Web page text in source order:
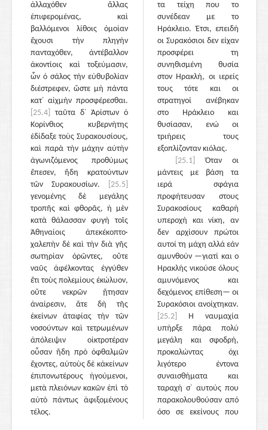
ἀλλαχόθεν ἄλλας
ἐπιφερομένας, καὶ
βαλλόμενοι λίθοις ὁμοίαν
ἔχουσι τὴν πληγὴν
πανταχόθεν, ἀντέβαλλον
ἀκοντίοις καὶ τοξεύμασιν,
ὧν ὁ σάλος τὴν εὐθυβολίαν
διέστρεφεν, ὥστε μὴ πάντα
κατ᾽ αἰχμὴν προσφέρεσθαι.
[25.4]
ταῦτα δ᾽ Ἀρίστων ὁ
Κορίνθιος κυβερνήτης
ἐδίδαξε τοὺς Συρακουσίους,
καὶ παρὰ τὴν μάχην αὐτὴν
ἀγωνιζόμενος προθύμως
ἔπεσεν, ἤδη κρατούντων
τῶν Συρακουσίων.
[25.5]
γενομένης δὲ μεγάλης
τροπῆς καὶ φθορᾶς, ἡ μὲν
κατὰ θάλασσαν φυγὴ τοῖς
Ἀθηναίοις ἀπεκέκοπτο·
χαλεπὴν δὲ καὶ τὴν διὰ γῆς
σωτηρίαν ὁρῶντες, οὔτε
ναῦς ἀφέλκοντας ἐγγύθεν
ἔτι τοὺς πολεμίους ἐκώλυον,
οὔτε νεκρῶν ᾔτησαν
ἀναίρεσιν, ἅτε δὴ τῆς
ἐκείνων ἀταφίας τὴν τῶν
νοσούντων καὶ τετρωμένων
ἀπόλειψιν οἰκτροτέραν
οὖσαν ἤδη πρὸ ὀφθαλμῶν
ἔχοντες, αὑτοὺς δὲ κἀκείνων
ἐπιπονωτέρους ἡγούμενοι,
μετὰ πλειόνων κακῶν ἐπὶ τὸ
αὐτὸ πάντως ἀφιξομένους
τέλος.
τα τείχη που το
συνέδεαν με το
Ηράκλειο. Έτσι, επειδή
οι Συρακόσιοι δεν είχαν
προσφέρει τη
συνηθισμένη θυσία
στον Ηρακλή, οι ιερείς
τους τότε και οι
στρατηγοί ανέβηκαν
στο Ηράκλειο και
θυσίασαν, ενώ οι
τριήρεις τους
εξοπλίζονταν κιόλας.
[25.1]
Όταν οι
μάντεις με βάση τα
ιερά σφάγια
προφήτευσαν στους
Συρακοσίους καθαρή
υπεροχή και νίκη, αν
δεν αρχίσουν πρώτοι
αυτοί τη μάχη αλλά εάν
αμυνθούν —γιατί και ο
Ηρακλής νικούσε όλους
αμυνόμενος και
δεχόμενος επίθεση— οι
Συρακόσιοι ανοίχτηκαν.
[25.2]
Η ναυμαχία
υπήρξε πάρα πολύ
μεγάλη και σφοδρή,
προκαλώντας όχι
λιγότερο έντονα
συναισθήματα και
ταραχή σ᾽ αυτούς που
παρακολουθούσαν από
όσο σε εκείνους που